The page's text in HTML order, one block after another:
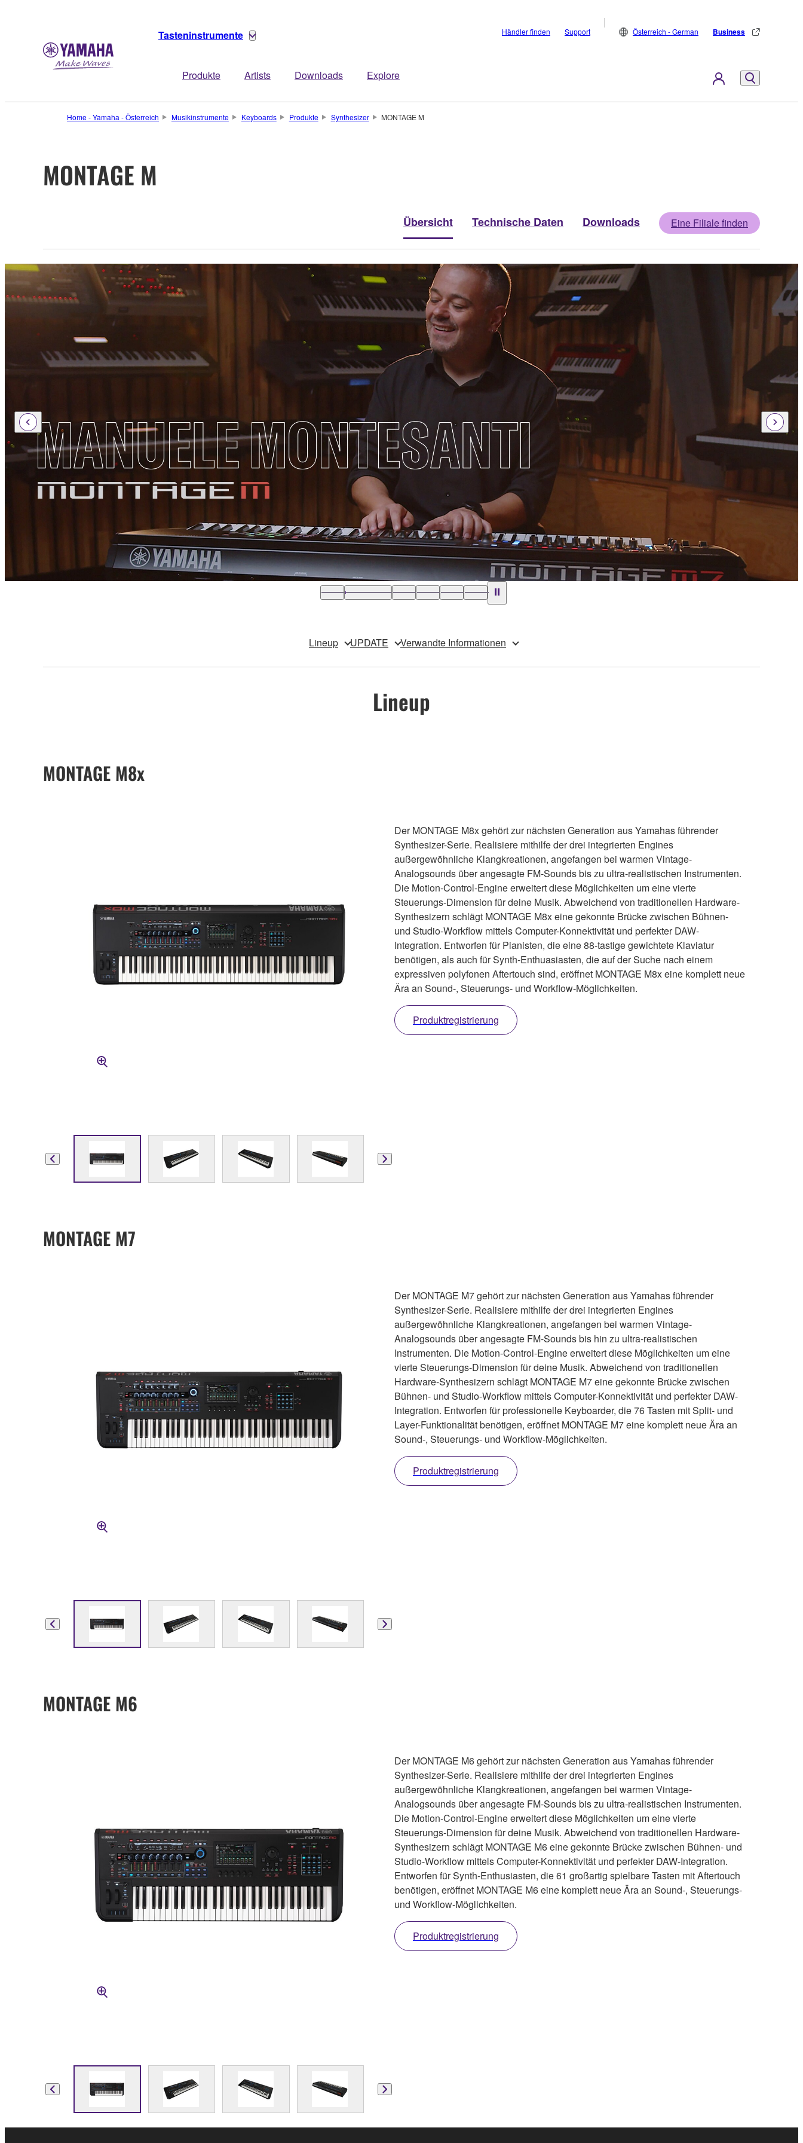
Tasteninstrumente
Produkte Artists Downloads Explore
Händler finden Support Österreich - German Business
Home - Yamaha - Österreich Musikinstrumente Keyboards Produkte Synthesizer MONTAGE M
MONTAGE M
Übersicht Technische Daten Downloads Eine Filiale finden
Lineup UPDATE Verwandte Informationen
Lineup
MONTAGE M8x
Der MONTAGE M8x gehört zur nächsten Generation aus Yamahas führender
Synthesizer-Serie. Realisiere mithilfe der drei integrierten Engines
außergewöhnliche Klangkreationen, angefangen bei warmen Vintage-
Analogsounds über angesagte FM-Sounds bis zu ultra-realistischen Instrumenten.
Die Motion-Control-Engine erweitert diese Möglichkeiten um eine vierte
Steuerungs-Dimension für deine Musik. Abweichend von traditionellen Hardware-
Synthesizern schlägt MONTAGE M8x eine gekonnte Brücke zwischen Bühnen-
und Studio-Workflow mittels Computer-Konnektivität und perfekter DAW-
Integration. Entworfen für Pianisten, die eine 88-tastige gewichtete Klaviatur
benötigen, als auch für Synth-Enthuasiasten, die auf der Suche nach einem
expressiven polyfonen Aftertouch sind, eröffnet MONTAGE M8x eine komplett neue
Ära an Sound-, Steuerungs- und Workflow-Möglichkeiten.
Produktregistrierung
MONTAGE M7
Der MONTAGE M7 gehört zur nächsten Generation aus Yamahas führender
Synthesizer-Serie. Realisiere mithilfe der drei integrierten Engines
außergewöhnliche Klangkreationen, angefangen bei warmen Vintage-
Analogsounds über angesagte FM-Sounds bis hin zu ultra-realistischen
Instrumenten. Die Motion-Control-Engine erweitert diese Möglichkeiten um eine
vierte Steuerungs-Dimension für deine Musik. Abweichend von traditionellen
Hardware-Synthesizern schlägt MONTAGE M7 eine gekonnte Brücke zwischen
Bühnen- und Studio-Workflow mittels Computer-Konnektivität und perfekter DAW-
Integration. Entworfen für professionelle Keyboarder, die 76 Tasten mit Split- und
Layer-Funktionalität benötigen, eröffnet MONTAGE M7 eine komplett neue Ära an
Sound-, Steuerungs- und Workflow-Möglichkeiten.
Produktregistrierung
MONTAGE M6
Der MONTAGE M6 gehört zur nächsten Generation aus Yamahas führender
Synthesizer-Serie. Realisiere mithilfe der drei integrierten Engines
außergewöhnliche Klangkreationen, angefangen bei warmen Vintage-
Analogsounds über angesagte FM-Sounds bis zu ultra-realistischen Instrumenten.
Die Motion-Control-Engine erweitert diese Möglichkeiten um eine vierte
Steuerungs-Dimension für deine Musik. Abweichend von traditionellen Hardware-
Synthesizern schlägt MONTAGE M6 eine gekonnte Brücke zwischen Bühnen- und
Studio-Workflow mittels Computer-Konnektivität und perfekter DAW-Integration.
Entworfen für Synth-Enthusiasten, die 61 großartig spielbare Tasten mit Aftertouch
benötigen, eröffnet MONTAGE M6 eine komplett neue Ära an Sound-, Steuerungs-
und Workflow-Möglichkeiten.
Produktregistrierung